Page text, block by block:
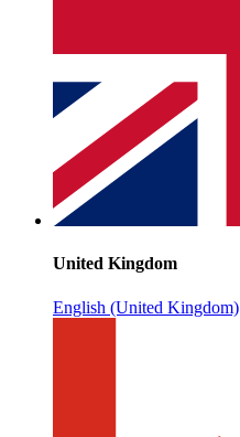
United Kingdom
English (United Kingdom)